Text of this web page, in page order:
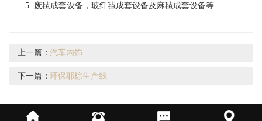
5. 废毡成套设备，玻纤毡成套设备及麻毡成套设备等
上一篇：汽车内饰
下一篇：环保耶棕生产线